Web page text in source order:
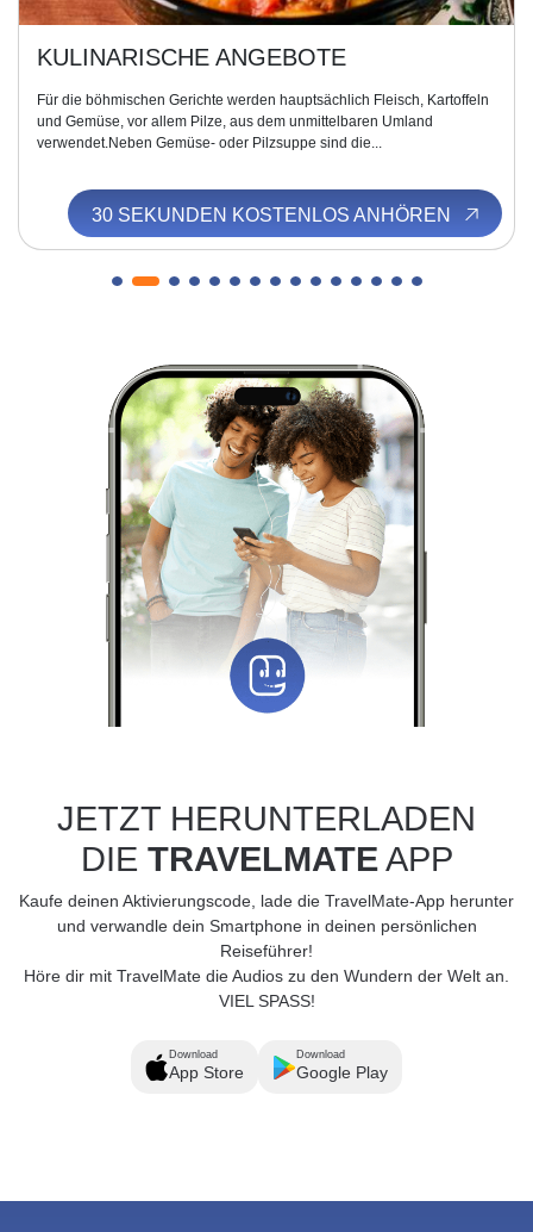
KULINARISCHE ANGEBOTE
Für die böhmischen Gerichte werden hauptsächlich Fleisch, Kartoffeln
und Gemüse, vor allem Pilze, aus dem unmittelbaren Umland
verwendet.Neben Gemüse- oder Pilzsuppe sind die...
30 SEKUNDEN KOSTENLOS ANHÖREN
JETZT HERUNTERLADEN
DIE TRAVELMATEAPP
Kaufe deinen Aktivierungscode, lade die TravelMate-App herunter
und verwandle dein Smartphone in deinen persönlichen
Reiseführer!
Höre dir mit TravelMate die Audios zu den Wundern der Welt an.
VIEL SPASS!
Download
App Store
Download
Google Play